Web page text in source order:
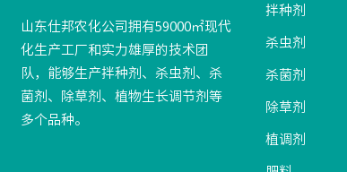
山东仕邦农化公司拥有59000㎡现代
化生产工厂和实力雄厚的技术团
队，能够生产拌种剂、杀虫剂、杀
菌剂、除草剂、植物生长调节剂等
多个品种。
拌种剂
杀虫剂
杀菌剂
除草剂
植调剂